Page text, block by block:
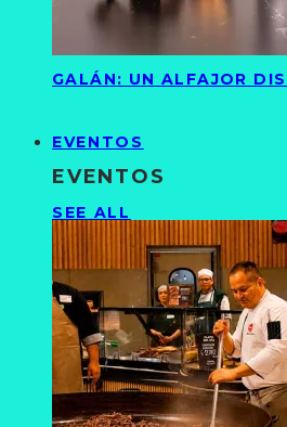
GALÁN: UN ALFAJOR
EVENTOS
EVENTOS
SEE ALL